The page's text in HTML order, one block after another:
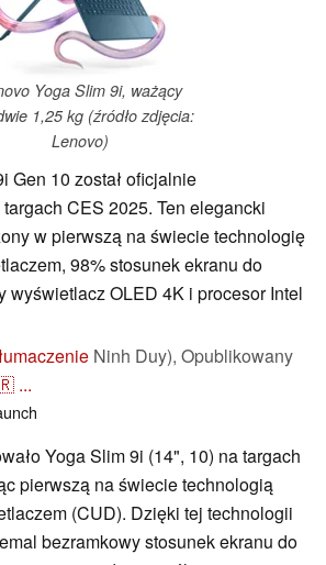
Yoga Slim 9i, ważący
1,25 kg (źródło zdjęcia:
Lenovo)
Gen 10 został oficjalnie
CES 2025. Ten elegancki
w pierwszą na świecie technologię
98% stosunek ekranu do
wyświetlacz OLED 4K i procesor Intel
Ninh Duy), Opublikowany
...
Yoga Slim 9i (14", 10) na targach
pierwszą na świecie technologią
(CUD). Dzięki tej technologii
bezramkowy stosunek ekranu do